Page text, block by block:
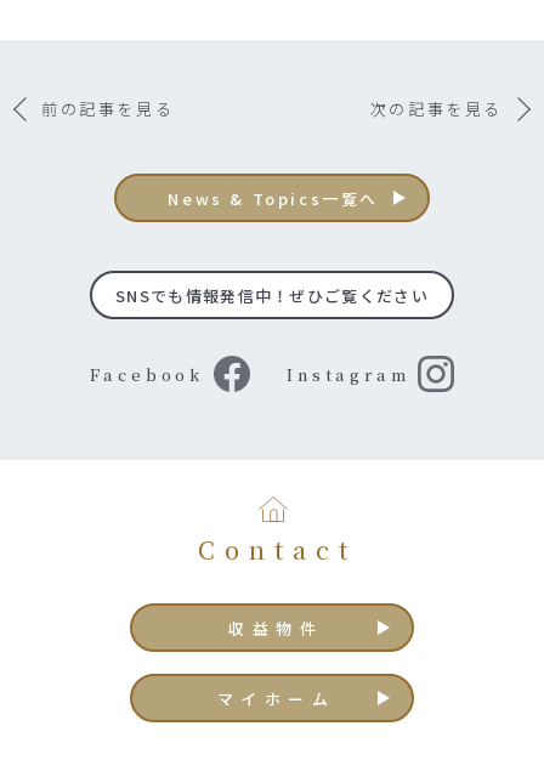
前の記事を見る 次の記事を見る
News & Topics一覧へ
SNSでも情報発信中！ぜひご覧ください
Facebook Instagram
Contact
収益物件
マイホーム